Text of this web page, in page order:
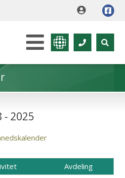
2025
Avdeling